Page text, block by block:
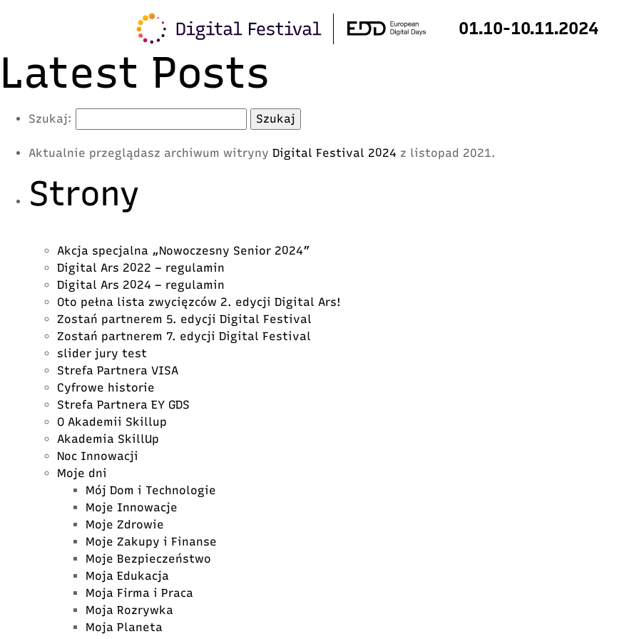
: Trying to access array offset on value of type null in/home/klient.dhosting.pl/digitalfes/
content/plugins/freshmail-integration/vendor/class.rest.php
01.10-10.11.2024
Latest Posts
Szukaj:
Aktualnie przeglądasz archiwum witryny Digital Festival 2024 z listopad 2021.
Strony
Akcja specjalna „Nowoczesny Senior 2024”
Digital Ars 2022 – regulamin
Digital Ars 2024 – regulamin
Oto pełna lista zwycięzców 2. edycji Digital Ars!
Zostań partnerem 5. edycji Digital Festival
Zostań partnerem 7. edycji Digital Festival
slider jury test
Strefa Partnera VISA
Cyfrowe historie
Strefa Partnera EY GDS
O Akademii Skillup
Akademia SkillUp
Noc Innowacji
Moje dni
Mój Dom i Technologie
Moje Innowacje
Moje Zdrowie
Moje Zakupy i Finanse
Moje Bezpieczeństwo
Moja Edukacja
Moja Firma i Praca
Moja Rozrywka
Moja Planeta